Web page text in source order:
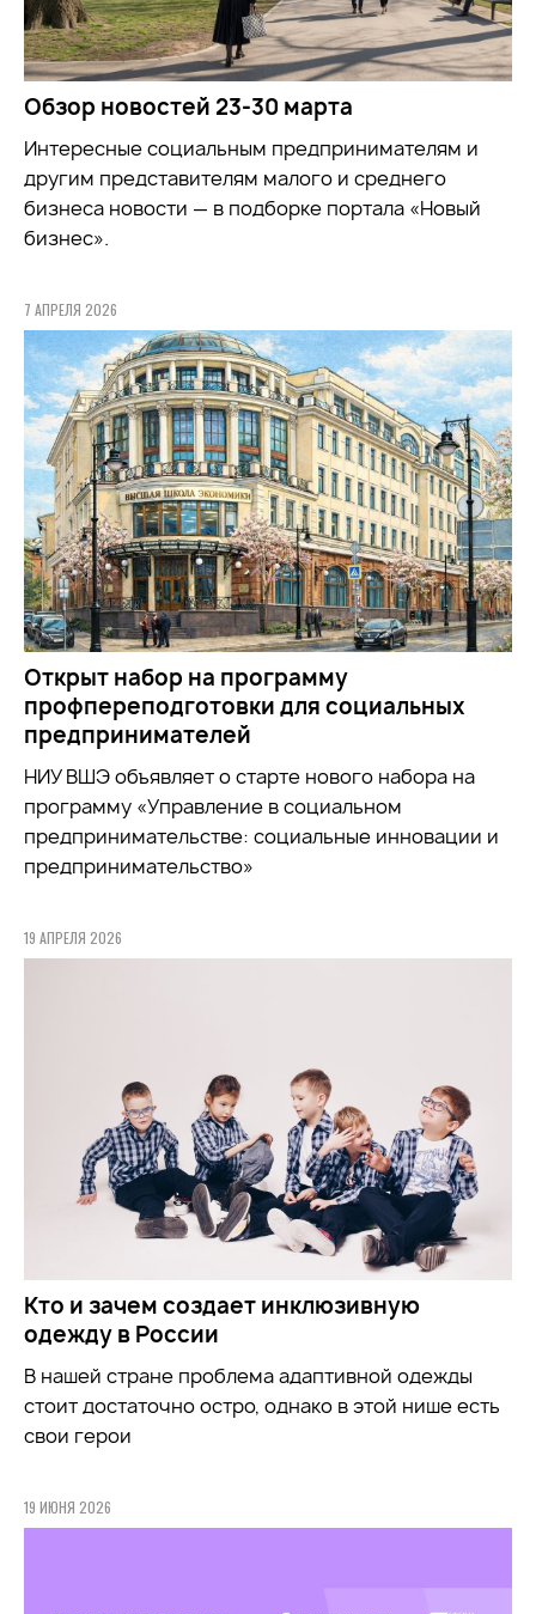
Обзор новостей 23-30 марта
Интересные социальным предпринимателям и
другим представителям малого и среднего
бизнеса новости — в подборке портала «Новый
бизнес».
7 АПРЕЛЯ 2026
Открыт набор на программу
профпереподготовки для социальных
предпринимателей
НИУ ВШЭ объявляет о старте нового набора на
программу «Управление в социальном
предпринимательстве: социальные инновации и
предпринимательство»
19 АПРЕЛЯ 2026
Кто и зачем создает инклюзивную
одежду в России
В нашей стране проблема адаптивной одежды
стоит достаточно остро, однако в этой нише есть
свои герои
19 ИЮНЯ 2026